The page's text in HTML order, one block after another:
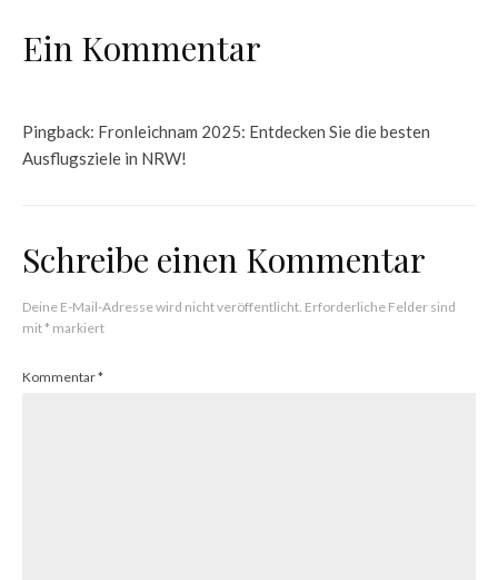
Ein Kommentar
Pingback: Fronleichnam 2025: Entdecken Sie die besten
Ausflugsziele in NRW!
Schreibe einen Kommentar
Deine E-Mail-Adresse wird nicht veröffentlicht. Erforderliche Felder sind
mit* markiert
Kommentar*